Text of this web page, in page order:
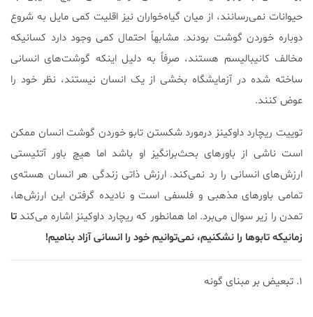
حیوانات نمی‌رسانند، از میان گیاه‌خواران نیز اقلیت کمی مایل به شروع
دوباره خوردن گوشت بودند. مشابهاً احتمال کمی وجود دارد کسانیکه
مخالف کانیبالیسم هستند، صرفاً به دلیل اینکه گوشت‌های انسانی
ساخته شده در آزمایشگاه بخشی از یک انسان نیستند، نظر خود را
عوض کنند.
توییت ریچارد داوکینز درمورد شکستن تابو خوردن گوشت انسان ممکن
است ناشی از باورهای بحث‌برانگیز او باشد اما هیچ باور آتئیستی
ارزش‌های انسانی را رد نمی‌کند. ارزش ذاتی زندگی هر انسان هسته‌ی
تمامی باورهای مذهبی و فلسفی است و نادیده گرفتن این ارزش‌ها،
تمدن را زیر سوال می‌برد. اما همانطور که ریچارد داوکینز اشاره می‌کند تا
زمانیکه تابوها را نشکنیم، نمی‌توانیم خود را انسانی آزاد بنامیم!
۱. تبعیض بر مبنای گونه